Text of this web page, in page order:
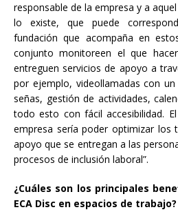
responsable de la empresa y a
lo existe, que puede
fundación que acompaña en
conjunto monitoreen el que
entreguen servicios de apoyo a
por ejemplo, videollamadas con
señas, gestión de actividades,
todo esto con fácil accesibilidad.
empresa sería poder optimizar los
apoyo que se entregan a las
procesos de inclusión laboral”.
¿Cuáles son los principales
ECA Disc en espacios de trabajo?